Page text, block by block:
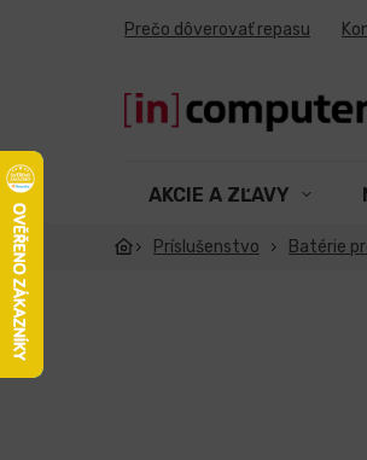
Prečo dôverovať repasu
AKCIE A ZĽAVY
Príslušenstvo Batérie